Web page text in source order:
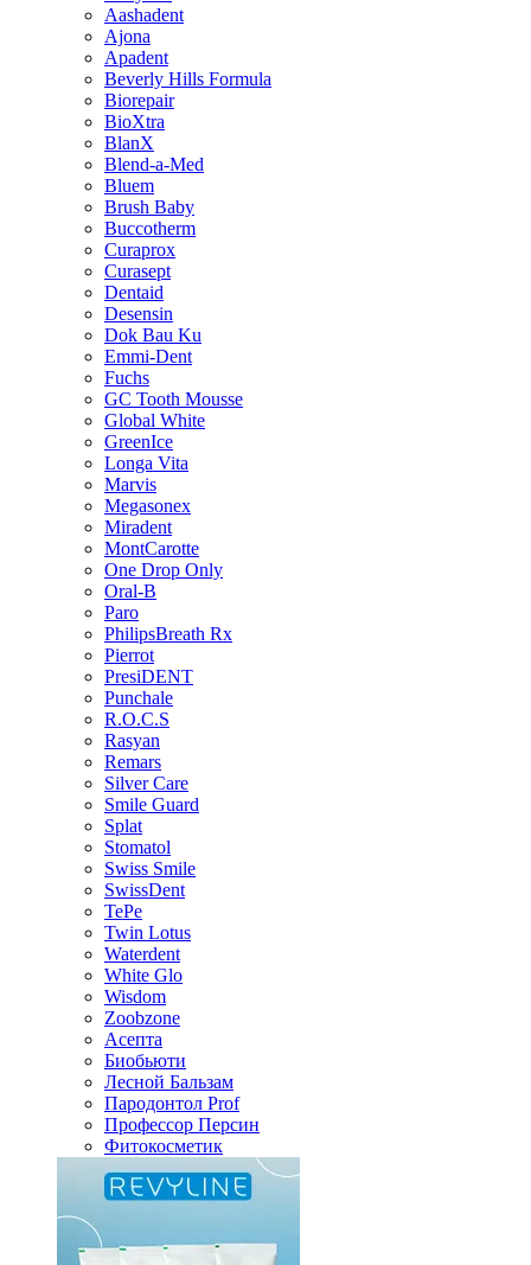
Aashadent
Ajona
Apadent
Beverly Hills Formula
Biorepair
BioXtra
BlanX
Blend-a-Med
Bluem
Brush Baby
Buccotherm
Curaprox
Curasept
Dentaid
Desensin
Dok Bau Ku
Emmi-Dent
Fuchs
GC Tooth Mousse
Global White
GreenIce
Longa Vita
Marvis
Megasonex
Miradent
MontCarotte
One Drop Only
Oral-B
Paro
PhilipsBreath Rx
Pierrot
PresiDENT
Punchale
R.O.C.S
Rasyan
Remars
Silver Care
Smile Guard
Splat
Stomatol
Swiss Smile
SwissDent
TePe
Twin Lotus
Waterdent
White Glo
Wisdom
Zoobzone
Асепта
Биобьюти
Лесной Бальзам
Пародонтол Prof
Профессор Персин
Фитокосметик